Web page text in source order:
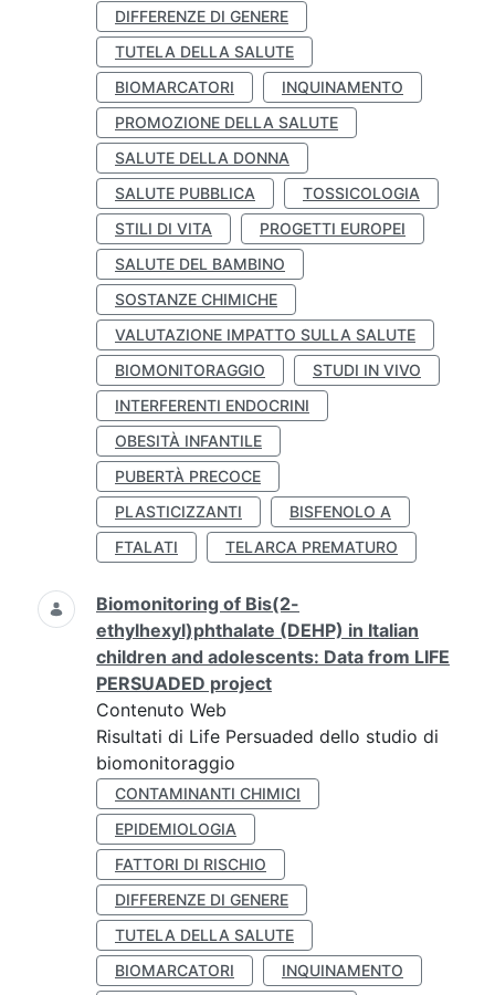
DIFFERENZE DI GENERE
TUTELA DELLA SALUTE
BIOMARCATORI
INQUINAMENTO
PROMOZIONE DELLA SALUTE
SALUTE DELLA DONNA
SALUTE PUBBLICA
TOSSICOLOGIA
STILI DI VITA
PROGETTI EUROPEI
SALUTE DEL BAMBINO
SOSTANZE CHIMICHE
VALUTAZIONE IMPATTO SULLA SALUTE
BIOMONITORAGGIO
STUDI IN VIVO
INTERFERENTI ENDOCRINI
OBESITÀ INFANTILE
PUBERTÀ PRECOCE
PLASTICIZZANTI
BISFENOLO A
FTALATI
TELARCA PREMATURO
Biomonitoring of Bis(2-
ethylhexyl)phthalate (DEHP) in Italian
children and adolescents: Data from LIFE
PERSUADED project
Contenuto Web
Risultati di Life Persuaded dello studio di
biomonitoraggio
CONTAMINANTI CHIMICI
EPIDEMIOLOGIA
FATTORI DI RISCHIO
DIFFERENZE DI GENERE
TUTELA DELLA SALUTE
BIOMARCATORI
INQUINAMENTO